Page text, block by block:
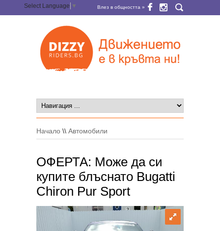
Select Language ▼ Влез в общността »
Начало \\ Автомобили
ОФЕРТА: Може да си
купите блъснато Bugatti
Chiron Pur Sport